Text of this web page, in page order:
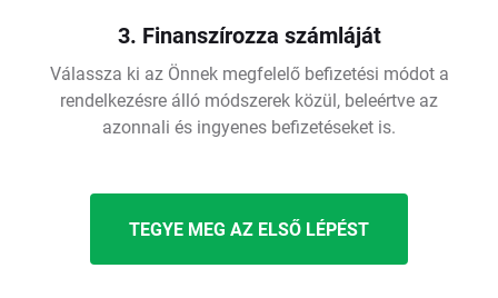
3. Finanszírozza számláját
Válassza ki az Önnek megfelelő befizetési módot a
rendelkezésre álló módszerek közül, beleértve az
azonnali és ingyenes befizetéseket is.
TEGYE MEG AZ ELSŐ LÉPÉST